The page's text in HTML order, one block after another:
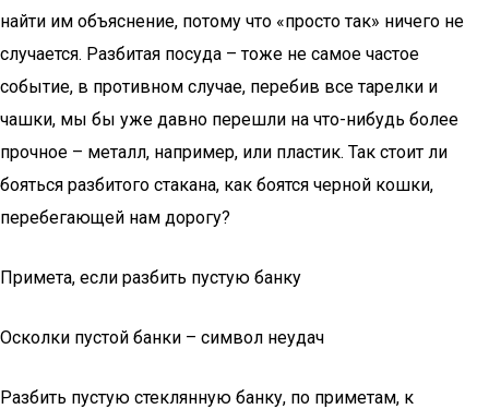
найти им объяснение, потому что «просто так» ничего не
случается. Разбитая посуда – тоже не самое частое
событие, в противном случае, перебив все тарелки и
чашки, мы бы уже давно перешли на что-нибудь более
прочное – металл, например, или пластик. Так стоит ли
бояться разбитого стакана, как боятся черной кошки,
перебегающей нам дорогу?
Примета, если разбить пустую банку
Осколки пустой банки – символ неудач
Разбить пустую стеклянную банку, по приметам, к